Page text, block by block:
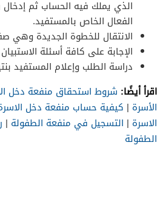
الذي يملك فيه الحساب ثم
الفعال الخاص بالمستفيد.
الانتقال للخطوة الجديدة وهي
الإجابة على كافة أسئلة
دراسة الطلب وإعلام المستفيد
اقرأ أيضًا: شروط استحقاق منفعة دخل
الأسرة | كيفية حساب منفعة دخل
الاسرة | التسجيل في منفعة الطفولة |
الطفولة